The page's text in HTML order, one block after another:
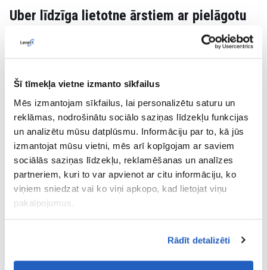
Šī tīmekļa vietne izmanto sīkfailus
Mēs izmantojam sīkfailus, lai personalizētu saturu un
reklāmas, nodrošinātu sociālo saziņas līdzekļu funkcijas
un analizētu mūsu datplūsmu. Informāciju par to, kā jūs
izmantojat mūsu vietni, mēs arī kopīgojam ar saviem
sociālās saziņas līdzekļu, reklamēšanas un analīzes
partneriem, kuri to var apvienot ar citu informāciju, ko
viņiem sniedzat vai ko viņi apkopo, kad lietojat viņu
pakalpojumus.
Rādīt detalizēti
Uber līdzīga lietotne ārstiem ar pielāgotu
Klientu izlikšanās no mazumtirdzniecības ir reāla, un tā
atkārtot pirkumus un atstāt zīmolus un kā SAP un...
Tīmekļa un mobilo lietotņu izstrāde sporta tehnoloģiju
jaunuzņēmumam